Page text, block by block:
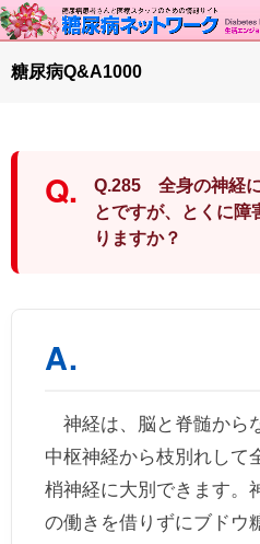
トップページ
糖尿病のきほん
血糖トレンド
特集・連載 一覧へ
1型ライフ
糖尿病Q&A1000
Q.285 全身の神経
とですが、とくに障
りますか？
神経は、脳と脊髄から
中枢神経から枝別れして
梢神経に大別できます。
の働きを借りずにブドウ